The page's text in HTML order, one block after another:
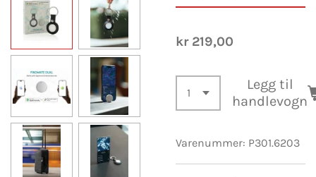
kr 219,00
Legg til
handlevogn
Varenummer: P301.6203